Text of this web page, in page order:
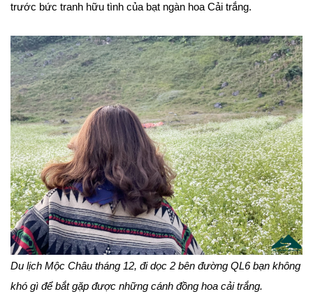
trước bức tranh hữu tình của bạt ngàn hoa Cải trắng.
Du lịch Mộc Châu tháng 12, đi dọc 2 bên đường QL6 bạn không
khó gì để bắt gặp được những cánh đồng hoa cải trắng.